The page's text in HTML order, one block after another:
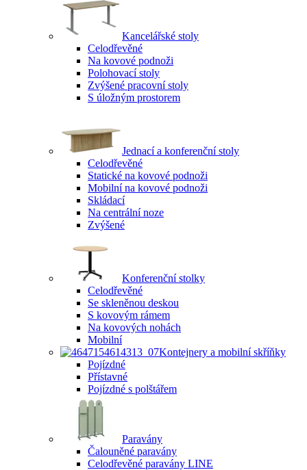
Kancelářské stoly
Celodřevěné
Na kovové podnoži
Polohovací stoly
Zvýšené pracovní stoly
S úložným prostorem
Jednací a konferenční stoly
Celodřevěné
Statické na kovové podnoži
Mobilní na kovové podnoži
Skládací
Na centrální noze
Zvýšené
Konferenční stolky
Celodřevěné
Se skleněnou deskou
S kovovým rámem
Na kovových nohách
Mobilní
Kontejnery a mobilní skříňky
Pojízdné
Přístavné
Pojízdné s polštářem
Paravány
Čalouněné paravány
Celodřevěné paravány LINE